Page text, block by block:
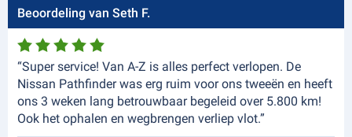
Beoordeling van Seth F.
“Super service! Van A-Z is alles perfect verlopen. De
Nissan Pathfinder was erg ruim voor ons tweeën en heeft
ons 3 weken lang betrouwbaar begeleid over 5.800 km!
Ook het ophalen en wegbrengen verliep vlot.”